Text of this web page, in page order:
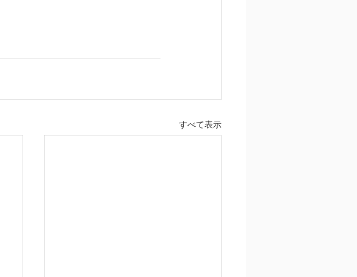
すべて表示